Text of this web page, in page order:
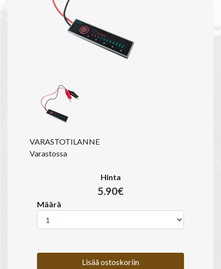
VARASTOTILANNE
Varastossa
Hinta
5.90€
Määrä
Lisää ostoskoriin